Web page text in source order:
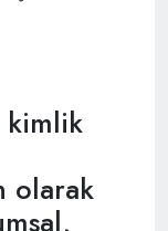
kimlik
olarak